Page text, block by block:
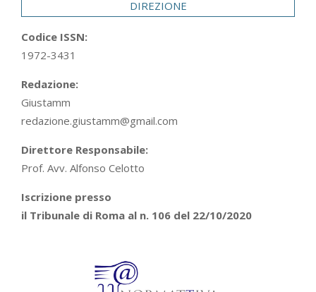
DIREZIONE
Codice ISSN:
1972-3431
Redazione:
Giustamm
redazione.giustamm@gmail.com
Direttore Responsabile:
Prof. Avv. Alfonso Celotto
Iscrizione presso
il Tribunale di Roma al n. 106 del 22/10/2020